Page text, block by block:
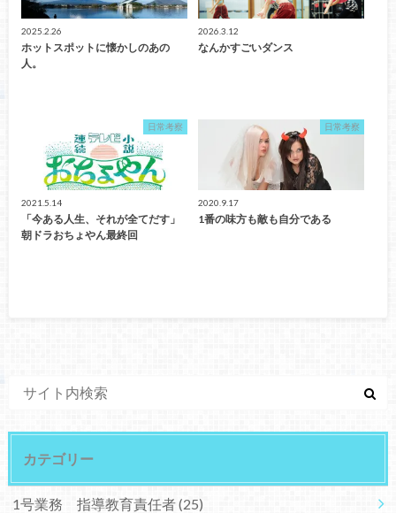
2025.2.26
ホットスポットに懐かしのあの
人。
2026.3.12
なんかすごいダンス
日常考察
2021.5.14
「今ある人生、それが全てだす」
朝ドラおちょやん最終回
日常考察
2020.9.17
1番の味方も敵も自分である
カテゴリー
1号業務 指導教育責任者(25)